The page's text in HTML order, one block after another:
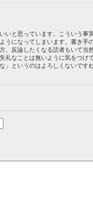
いと思っています。こういう事
うになってしまいます。書き手
、反論したくなる読者もいて当
礼なことは無いように気をつけ
」というのはよろしくないです